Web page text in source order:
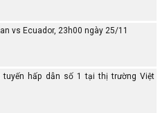
vs Ecuador, 23h00 ngày 25/11
tuyến hấp dẫn số 1 tại thị trường Việt